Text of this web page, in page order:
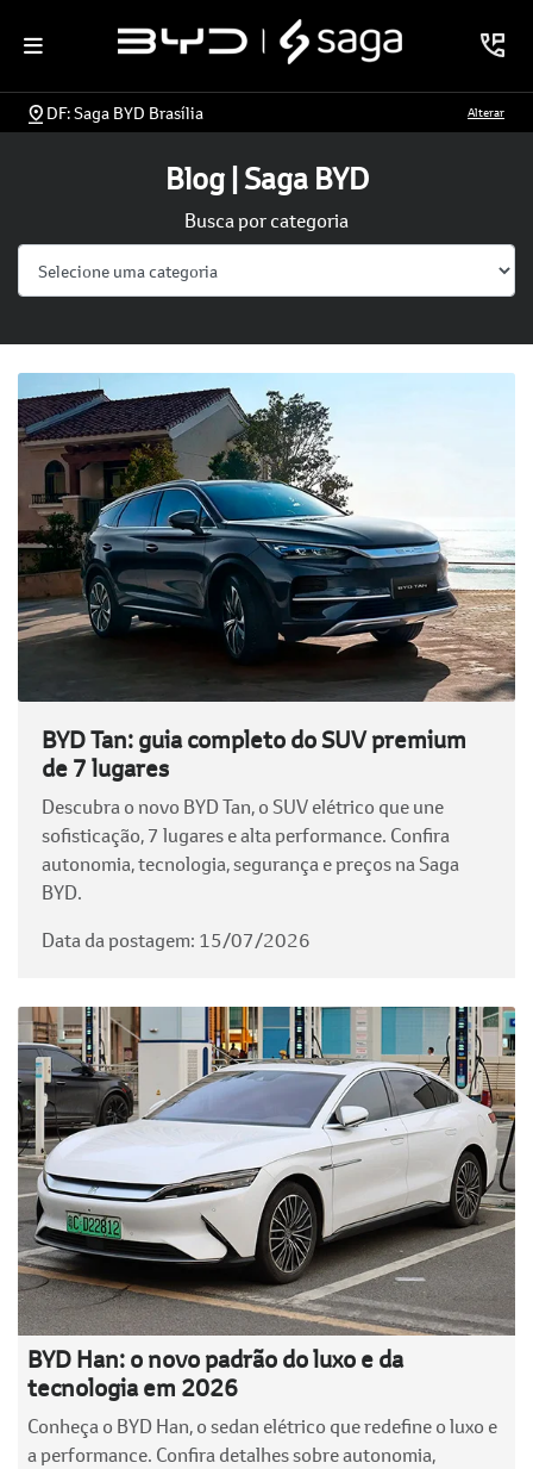
DF: Saga BYD Brasília Alterar
Blog | Saga BYD
Busca por categoria
BYD Tan: guia completo do SUV premium
de 7 lugares
Descubra o novo BYD Tan, o SUV elétrico que une
sofisticação, 7 lugares e alta performance. Confira
autonomia, tecnologia, segurança e preços na Saga
BYD.
Data da postagem: 15/07/2026
BYD Han: o novo padrão do luxo e da
tecnologia em 2026
Conheça o BYD Han, o sedan elétrico que redefine o luxo e
a performance. Confira detalhes sobre autonomia,